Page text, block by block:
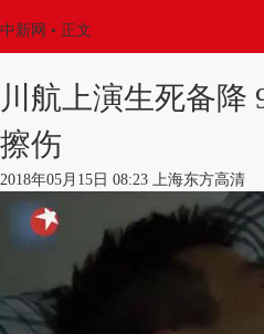
中新网 • 正文
川航上演生死备降
擦伤
2018年05月15日 08:23 上海东方高清